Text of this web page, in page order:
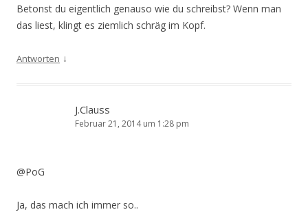
Betonst du eigentlich genauso wie du schreibst? Wenn man
das liest, klingt es ziemlich schräg im Kopf.
Antworten ↓
J.Clauss
Februar 21, 2014 um 1:28 pm
@PoG
Ja, das mach ich immer so..